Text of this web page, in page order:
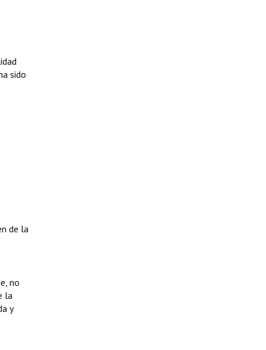
sido
de la
no
la
y